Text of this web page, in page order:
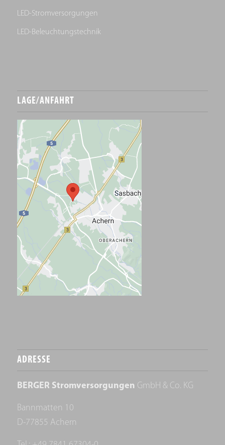
LED-Stromversorgungen
LED-Beleuchtungstechnik
LAGE/ANFAHRT
ADRESSE
BERGER Stromversorgungen GmbH & Co. KG
Bannmatten 10
D-77855 Achern